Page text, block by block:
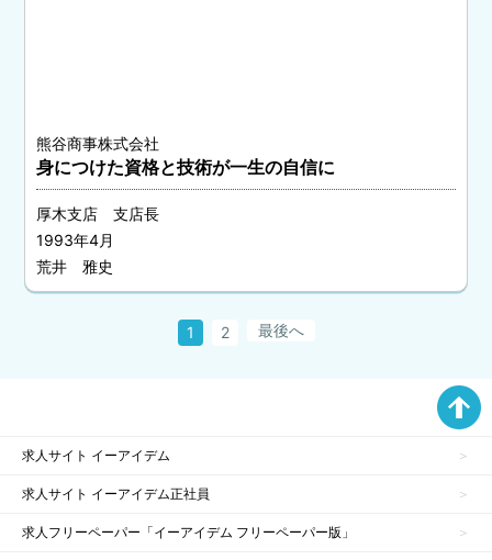
熊谷商事株式会社
身につけた資格と技術が一生の自信に
厚木支店 支店長
1993年4月
荒井 雅史
1 2 最後へ
求人サイト イーアイデム
求人サイト イーアイデム正社員
求人フリーペーパー「イーアイデム フリーペーパー版」